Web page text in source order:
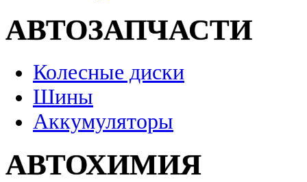
АВТОЗАПЧАСТИ
Колесные диски
Шины
Аккумуляторы
АВТОХИМИЯ